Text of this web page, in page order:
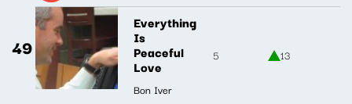
49
Everything
Is
Peaceful
Love
Bon Iver
5 13